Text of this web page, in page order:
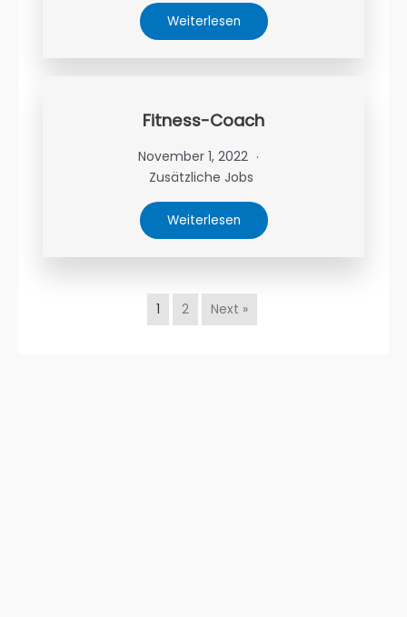
Weiterlesen
Fitness-Coach
November 1, 2022
Zusätzliche Jobs
Weiterlesen
1 2 Next »